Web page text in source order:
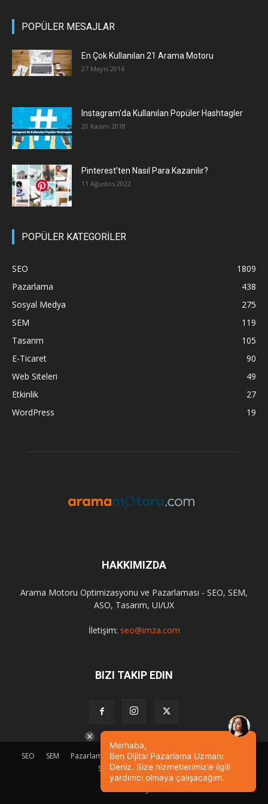
POPÜLER MESAJLAR
En Çok Kullanılan 21 Arama Motoru
27 Mayıs 2016
Instagram’da Kullanılan Popüler Hashtagler
20 Kasım 2018
Pinterest’ten Nasıl Para Kazanılır?
11 Ağustos 2022
POPÜLER KATEGORİLER
SEO
1809
Pazarlama
438
Sosyal Medya
275
SEM
119
Tasarım
105
E-Ticaret
90
Web Siteleri
49
Etkinlik
27
WordPress
19
HAKKIMIZDA
Arama Motoru Optimizasyonu ve Pazarlaması - SEO, SEM,
ASO, Tasarım, UI/UX
İletişim: seo@imza.com
BIZI TAKIP EDIN
SEO SEM Pazarlama Tasarım Sosyal Medya
Etkinlik
SEO Eğitimi
İletişim
© Powered by
Merhaba,
Ben Dijital Pazarlama Uzmanı
Deniz. Size hizmetlerimizle ilgili
yardımcı olmaya çalışacağım.